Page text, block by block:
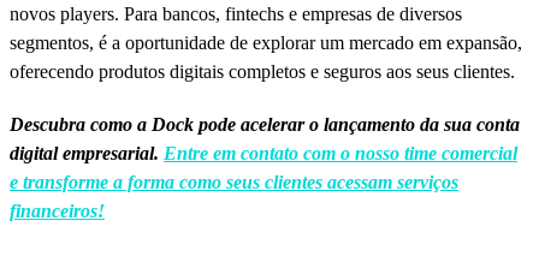
novos players. Para bancos, fintechs e empresas de diversos
segmentos, é a oportunidade de explorar um mercado em expansão,
oferecendo produtos digitais completos e seguros aos seus clientes.
Descubra como a Dock pode acelerar o lançamento da sua conta
digital empresarial. Entre em contato com o nosso time comercial
e transforme a forma como seus clientes acessam serviços
financeiros!